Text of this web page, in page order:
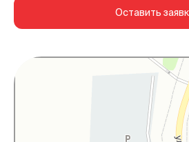
Оставить
Яндекс Карты — транспорт,